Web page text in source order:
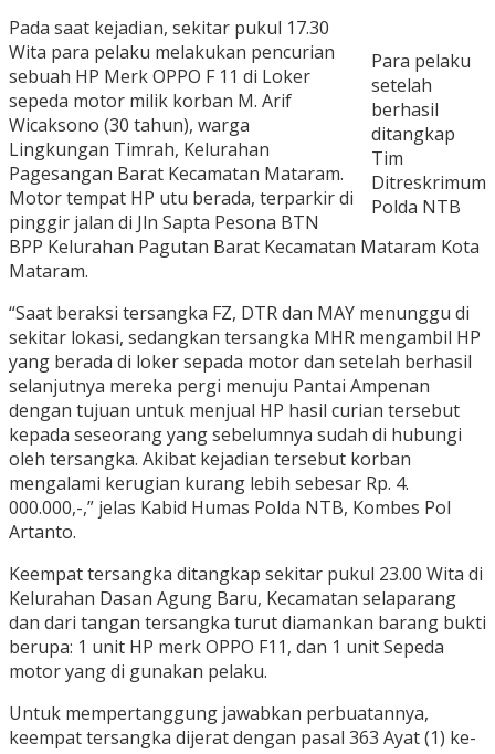
Para pelaku
setelah
berhasil
ditangkap
Tim
Ditreskrimum
Polda NTB
Pada saat kejadian, sekitar pukul 17.30
Wita para pelaku melakukan pencurian
sebuah HP Merk OPPO F 11 di Loker
sepeda motor milik korban M. Arif
Wicaksono (30 tahun), warga
Lingkungan Timrah, Kelurahan
Pagesangan Barat Kecamatan Mataram.
Motor tempat HP utu berada, terparkir di
pinggir jalan di Jln Sapta Pesona BTN
BPP Kelurahan Pagutan Barat Kecamatan Mataram Kota
Mataram.
“Saat beraksi tersangka FZ, DTR dan MAY menunggu di
sekitar lokasi, sedangkan tersangka MHR mengambil HP
yang berada di loker sepada motor dan setelah berhasil
selanjutnya mereka pergi menuju Pantai Ampenan
dengan tujuan untuk menjual HP hasil curian tersebut
kepada seseorang yang sebelumnya sudah di hubungi
oleh tersangka. Akibat kejadian tersebut korban
mengalami kerugian kurang lebih sebesar Rp. 4.
000.000,-,” jelas Kabid Humas Polda NTB, Kombes Pol
Artanto.
Keempat tersangka ditangkap sekitar pukul 23.00 Wita di
Kelurahan Dasan Agung Baru, Kecamatan selaparang
dan dari tangan tersangka turut diamankan barang bukti
berupa: 1 unit HP merk OPPO F11, dan 1 unit Sepeda
motor yang di gunakan pelaku.
Untuk mempertanggung jawabkan perbuatannya,
keempat tersangka dijerat dengan pasal 363 Ayat (1) ke-